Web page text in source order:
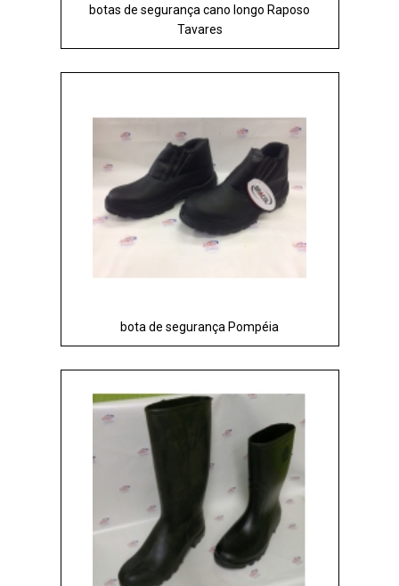
botas de segurança cano longo Raposo
Tavares
bota de segurança Pompéia